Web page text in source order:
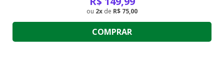
2 de R$ 75,00
COMPRAR